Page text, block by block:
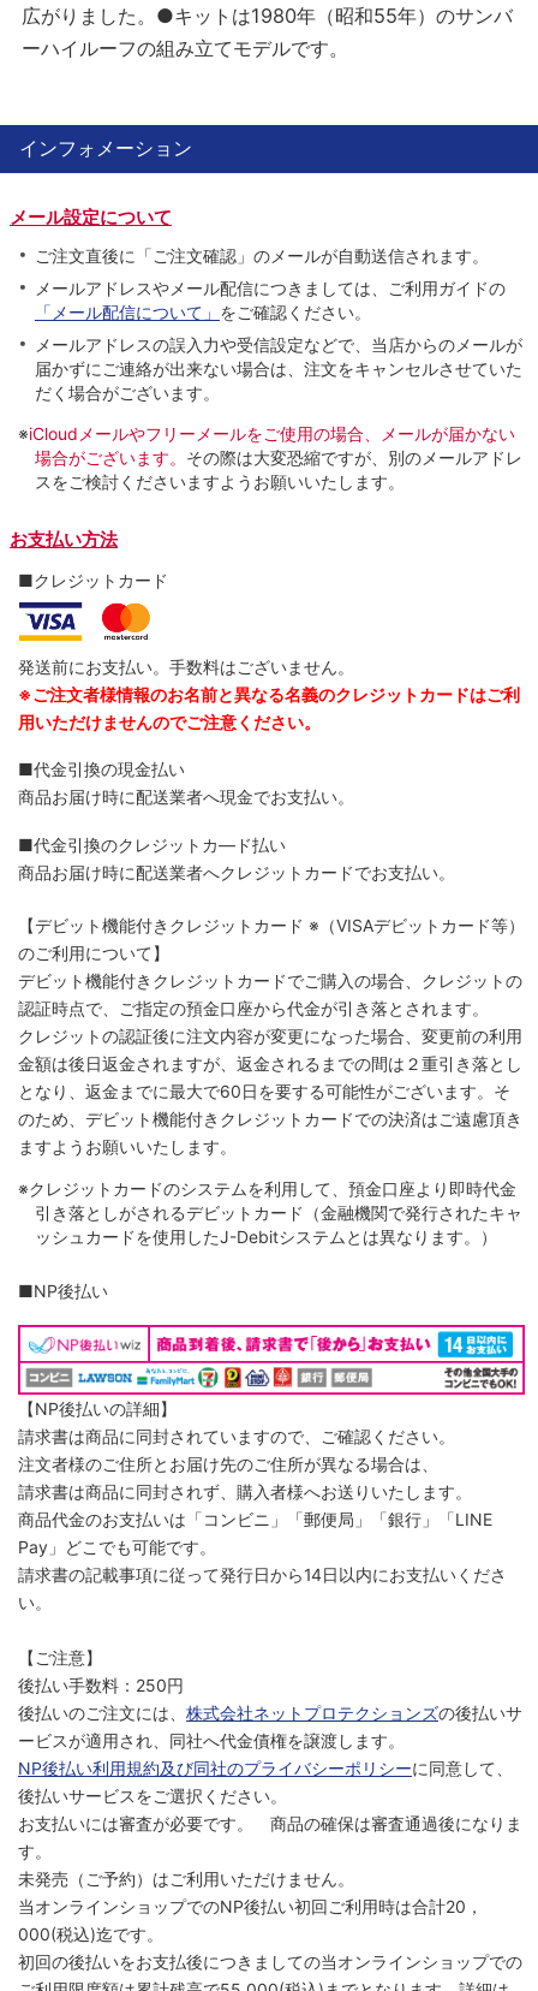
広がりました。●キットは1980年（昭和55年）のサンバ
ーハイルーフの組み立てモデルです。
インフォメーション
メール設定について
ご注文直後に「ご注文確認」のメールが自動送信されます。
メールアドレスやメール配信につきましては、ご利用ガイドの
「メール配信について」 をご確認ください。
メールアドレスの誤入力や受信設定などで、当店からのメールが
届かずにご連絡が出来ない場合は、注文をキャンセルさせていた
だく場合がございます。
※iCloudメールやフリーメールをご使用の場合、メールが届かない
場合がございます。 その際は大変恐縮ですが、別のメールアドレ
スをご検討くださいますようお願いいたします。
お支払い方法
■クレジットカード
発送前にお支払い。手数料はございません。
※ご注文者様情報のお名前と異なる名義のクレジットカードはご利
用いただけませんのでご注意ください。
■代金引換の現金払い
商品お届け時に配送業者へ現金でお支払い。
■代金引換のクレジットカ―ド払い
商品お届け時に配送業者へクレジットカードでお支払い。
【デビット機能付きクレジットカード ※（VISAデビットカード等）
のご利用について】
デビット機能付きクレジットカードでご購入の場合、クレジットの
認証時点で、ご指定の預金口座から代金が引き落とされます。
クレジットの認証後に注文内容が変更になった場合、変更前の利用
金額は後日返金されますが、返金されるまでの間は２重引き落とし
となり、返金までに最大で60日を要する可能性がございます。そ
のため、デビット機能付きクレジットカードでの決済はご遠慮頂き
ますようお願いいたします。
※クレジットカードのシステムを利用して、預金口座より即時代金
引き落としがされるデビットカード（金融機関で発行されたキャ
ッシュカードを使用したJ-Debitシステムとは異なります。）
■NP後払い
【NP後払いの詳細】
請求書は商品に同封されていますので、ご確認ください。
注文者様のご住所とお届け先のご住所が異なる場合は、
請求書は商品に同封されず、購入者様へお送りいたします。
商品代金のお支払いは「コンビニ」「郵便局」「銀行」「LINE
Pay」どこでも可能です。
請求書の記載事項に従って発行日から14日以内にお支払いくださ
い。
【ご注意】
後払い手数料：250円
後払いのご注文には、 株式会社ネットプロテクションズの後払いサ
ービスが適用され、同社へ代金債権を譲渡します。
NP後払い利用規約及び同社のプライバシーポリシーに同意して、
後払いサービスをご選択ください。
お支払いには審査が必要です。 商品の確保は審査通過後になりま
す。
未発売（ご予約）はご利用いただけません。
当オンラインショップでのNP後払い初回ご利用時は合計20，
000(税込)迄です。
初回の後払いをお支払後につきましての当オンラインショップでの